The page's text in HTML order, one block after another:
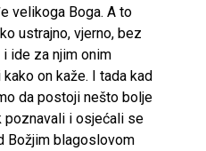
velikoga Boga. A to
ustrajno, vjerno, bez
ide za njim onim
on kaže. I tada kad
da postoji nešto bolje
poznavali i osjećali se
Božjim blagoslovom